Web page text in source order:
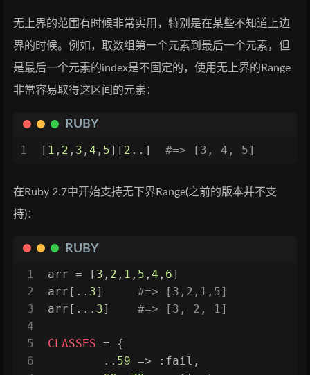
无上界的范围有时候非常实用，特别是在某些不知道上边
界的时候。例如，取数组第一个元素到最后一个元素，但
是最后一个元素的index是不固定的，使用无上界的Range
非常容易取得这区间的元素：
RUBY
1
[ 1 , 2 , 3 , 4 , 5][ 2 ..] #=> [3, 4, 5]
在Ruby 2.7中开始支持无下界Range(之前的版本并不支
持)：
RUBY
1
2
3
4
5
6
arr = [ 3 , 2 , 1 , 5 , 4 , 6]
arr[.. 3] #=> [3,2,1,5]
arr[... 3] #=> [3, 2, 1]
CLASSES = {
	..
59 => :fail ,